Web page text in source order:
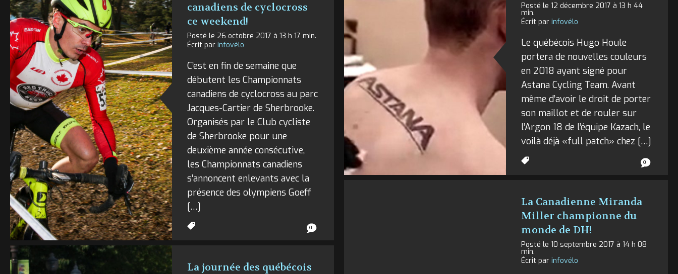
Posté le 12 décembre 2017 à 13 h 44
min.
Écrit par infovélo
Le québécois Hugo Houle
portera de nouvelles couleurs
en 2018 ayant signé pour
Astana Cycling Team. Avant
même d’avoir le droit de porter
son maillot et de rouler sur
l’Argon 18 de l’équipe Kazach, le
voilà déjà «full patch» chez […]
0
canadiens de cyclocross
ce weekend!
Posté le 26 octobre 2017 à 13 h 17 min.
Écrit par infovélo
C’est en fin de semaine que
débutent les Championnats
canadiens de cyclocross au parc
Jacques-Cartier de Sherbrooke.
Organisés par le Club cycliste
de Sherbrooke pour une
deuxième année consécutive,
les Championnats canadiens
s’annoncent enlevants avec la
présence des olympiens Goeff
[…]
0
La Canadienne Miranda
Miller championne du
monde de DH!
Posté le 10 septembre 2017 à 14 h 08
min.
Écrit par infovélo
La journée des québécois